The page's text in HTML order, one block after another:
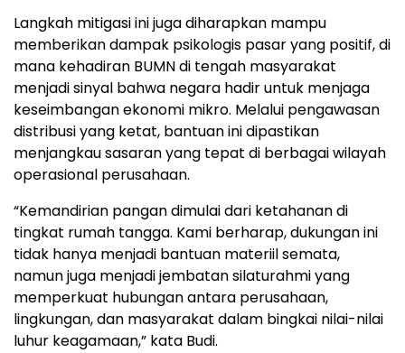
Langkah mitigasi ini juga diharapkan mampu
memberikan dampak psikologis pasar yang positif, di
mana kehadiran BUMN di tengah masyarakat
menjadi sinyal bahwa negara hadir untuk menjaga
keseimbangan ekonomi mikro. Melalui pengawasan
distribusi yang ketat, bantuan ini dipastikan
menjangkau sasaran yang tepat di berbagai wilayah
operasional perusahaan.
“Kemandirian pangan dimulai dari ketahanan di
tingkat rumah tangga. Kami berharap, dukungan ini
tidak hanya menjadi bantuan materiil semata,
namun juga menjadi jembatan silaturahmi yang
memperkuat hubungan antara perusahaan,
lingkungan, dan masyarakat dalam bingkai nilai-nilai
luhur keagamaan,” kata Budi.